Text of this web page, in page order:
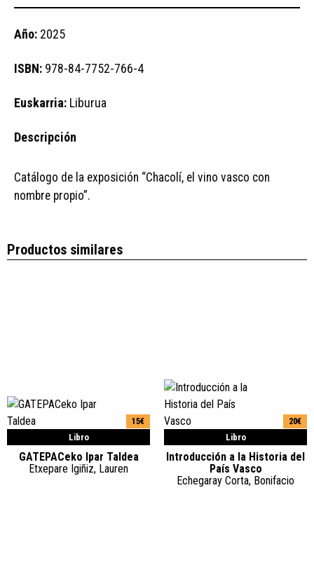
Año: 2025
ISBN: 978-84-7752-766-4
Euskarria: Liburua
Descripción
Catálogo de la exposición “Chacolí, el vino vasco con
nombre propio”.
Productos similares
Libro
15€
GATEPACeko Ipar Taldea
Etxepare Igiñiz, Lauren
Libro
20€
Introducción a la Historia del
País Vasco
Echegaray Corta, Bonifacio